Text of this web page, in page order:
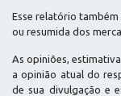
Esse relatório
ou resumida dos
As opiniões,
a opinião atual do
de sua divulgação e